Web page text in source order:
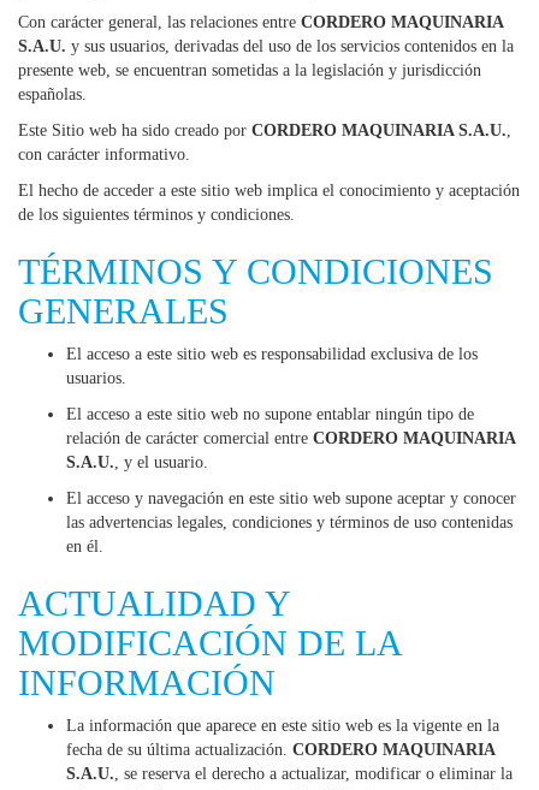
Con carácter general, las relaciones entre CORDERO MAQUINARIA
S.A.U. y sus usuarios, derivadas del uso de los servicios contenidos en la
presente web, se encuentran sometidas a la legislación y jurisdicción
españolas.
Este Sitio web ha sido creado por CORDERO MAQUINARIA S.A.U.,
con carácter informativo.
El hecho de acceder a este sitio web implica el conocimiento y aceptación
de los siguientes términos y condiciones.
TÉRMINOS Y CONDICIONES
GENERALES
El acceso a este sitio web es responsabilidad exclusiva de los
usuarios.
El acceso a este sitio web no supone entablar ningún tipo de
relación de carácter comercial entre CORDERO MAQUINARIA
S.A.U., y el usuario.
El acceso y navegación en este sitio web supone aceptar y conocer
las advertencias legales, condiciones y términos de uso contenidas
en él.
ACTUALIDAD Y
MODIFICACIÓN DE LA
INFORMACIÓN
La información que aparece en este sitio web es la vigente en la
fecha de su última actualización. CORDERO MAQUINARIA
S.A.U., se reserva el derecho a actualizar, modificar o eliminar la